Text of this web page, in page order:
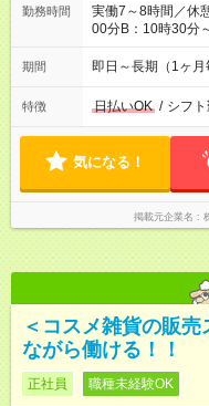
勤務時間
実働7～8時間／休
00分B：10時30
先やご希望により
期間 即日～長期（1ヶ月
特徴 日払いOK / シフ
気になる！
掲載元企業名
＜コスメ雑貨の販
ながら働ける！！
正社員 職種未経験OK